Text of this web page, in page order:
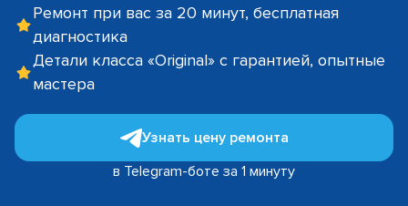
Ремонт при вас за 20 минут, бесплатная
диагностика
Детали класса «Original» с гарантией, опытные
мастера
Узнать цену ремонта
в Telegram-боте за 1 минуту